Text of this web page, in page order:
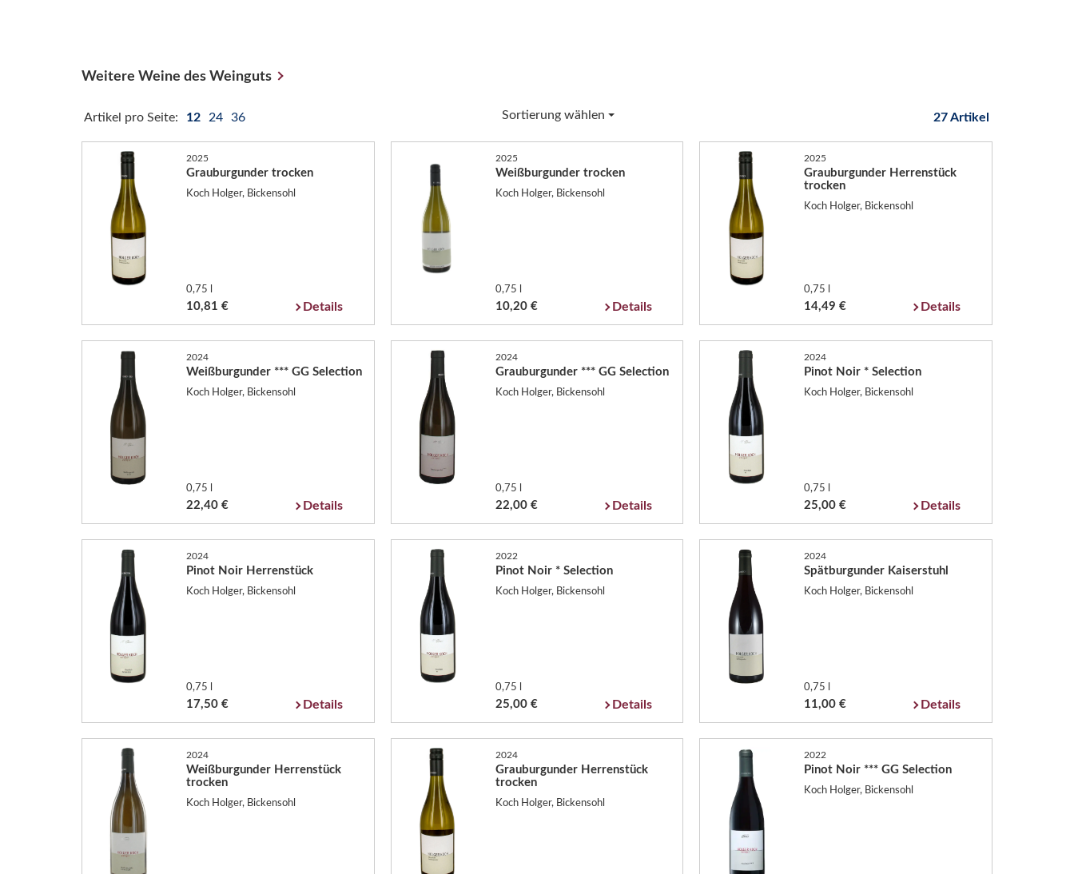
Weitere Weine des Weinguts
Artikel pro Seite: 12 24 36 Sortierung wählen 27 Artikel
2025
Grauburgunder trocken
Koch Holger, Bickensohl
0,75 l
10,81 € Details
2025
Weißburgunder trocken
Koch Holger, Bickensohl
0,75 l
10,20 € Details
2025
Grauburgunder Herrenstück
trocken
Koch Holger, Bickensohl
0,75 l
14,49 € Details
2024
Weißburgunder *** GG Selection
Koch Holger, Bickensohl
0,75 l
22,40 € Details
2024
Grauburgunder *** GG Selection
Koch Holger, Bickensohl
0,75 l
22,00 € Details
2024
Pinot Noir * Selection
Koch Holger, Bickensohl
0,75 l
25,00 € Details
2024
Pinot Noir Herrenstück
Koch Holger, Bickensohl
0,75 l
17,50 € Details
2022
Pinot Noir * Selection
Koch Holger, Bickensohl
0,75 l
25,00 € Details
2024
Spätburgunder Kaiserstuhl
Koch Holger, Bickensohl
0,75 l
11,00 € Details
2024
Weißburgunder Herrenstück
trocken
Koch Holger, Bickensohl
2024
Grauburgunder Herrenstück
trocken
Koch Holger, Bickensohl
2022
Pinot Noir *** GG Selection
Koch Holger, Bickensohl